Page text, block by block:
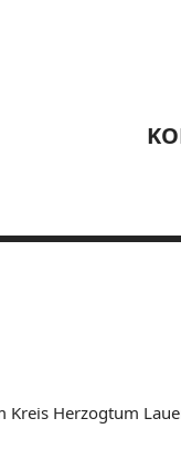
Kreis Herzogtum